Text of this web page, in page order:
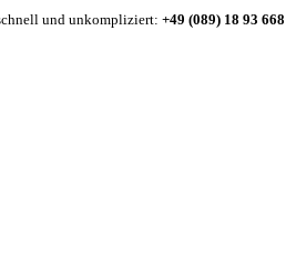
und unkompliziert: +49 (089) 18 93